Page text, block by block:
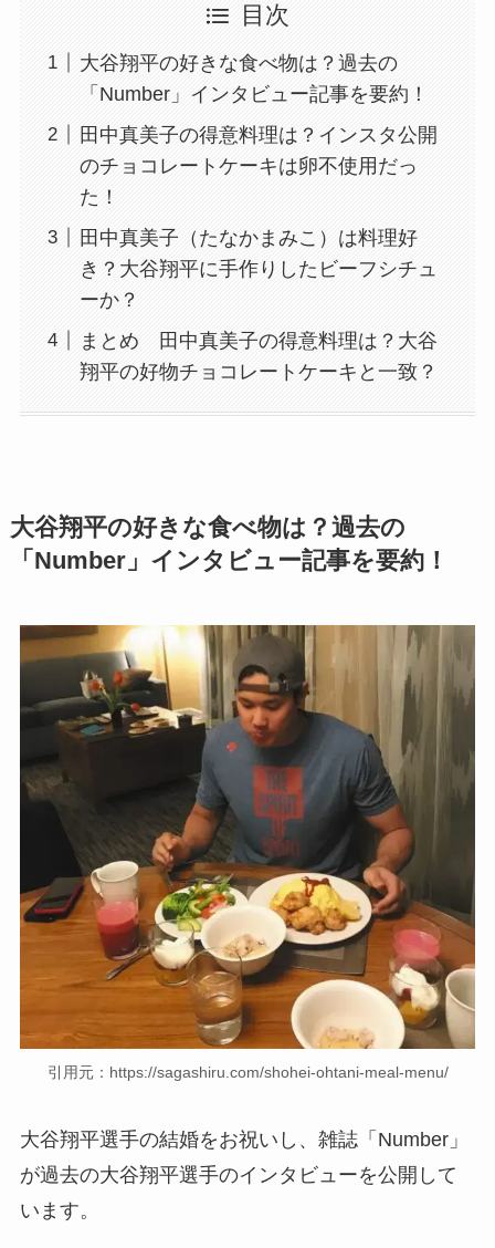
目次
大谷翔平の好きな食べ物は？過去の
「Number」インタビュー記事を要約！
田中真美子の得意料理は？インスタ公開
のチョコレートケーキは卵不使用だっ
た！
田中真美子（たなかまみこ）は料理好
き？大谷翔平に手作りしたビーフシチュ
ーか？
まとめ 田中真美子の得意料理は？大谷
翔平の好物チョコレートケーキと一致？
大谷翔平の好きな食べ物は？過去の
「Number」インタビュー記事を要約！
引用元：https://sagashiru.com/shohei-ohtani-meal-menu/
大谷翔平選手の結婚をお祝いし、雑誌「Number」
が過去の大谷翔平選手のインタビューを公開して
います。